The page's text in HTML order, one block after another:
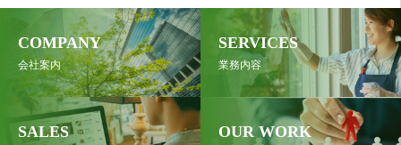
COMPANY
会社案内
SERVICES
業務内容
SALES OUR WORK